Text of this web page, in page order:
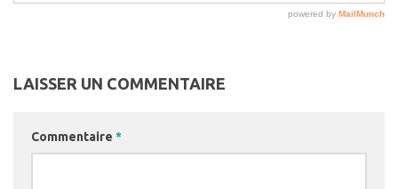
LAISSER UN COMMENTAIRE
Commentaire *